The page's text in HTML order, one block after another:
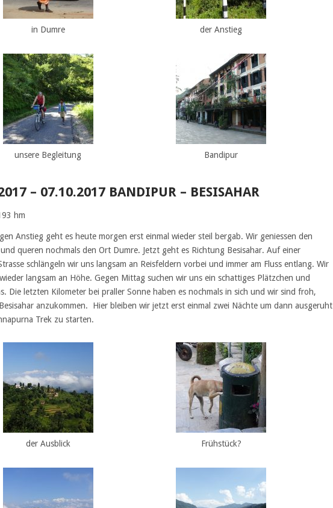
in Dumre der Anstieg
unsere Begleitung Bandipur
– 07.10.2017 BANDIPUR – BESISAHAR
hm
Anstieg geht es heute morgen erst einmal wieder steil bergab. Wir geniessen den
queren nochmals den Ort Dumre. Jetzt geht es Richtung Besisahar. Auf einer
schlängeln wir uns langsam an Reisfeldern vorbei und immer am Fluss entlang. Wir
langsam an Höhe. Gegen Mittag suchen wir uns ein schattiges Plätzchen und
Die letzten Kilometer bei praller Sonne haben es nochmals in sich und wir sind froh,
anzukommen. Hier bleiben wir jetzt erst einmal zwei Nächte um dann ausgeruht
Trek zu starten.
der Ausblick Frühstück?